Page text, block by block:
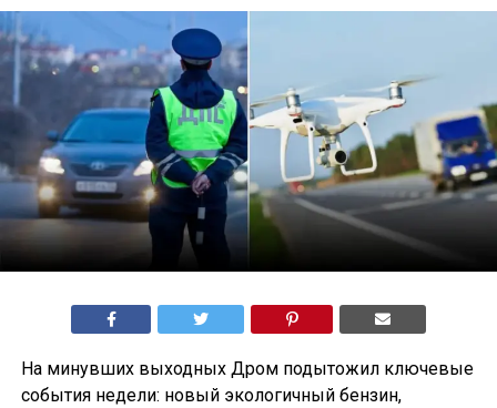
На минувших выходных Дром подытожил ключевые
события недели: новый экологичный бензин,